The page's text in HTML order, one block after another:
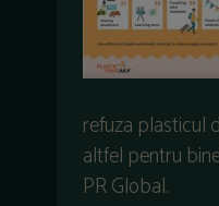
refuza plasticul
altfel pentru
PR Global.